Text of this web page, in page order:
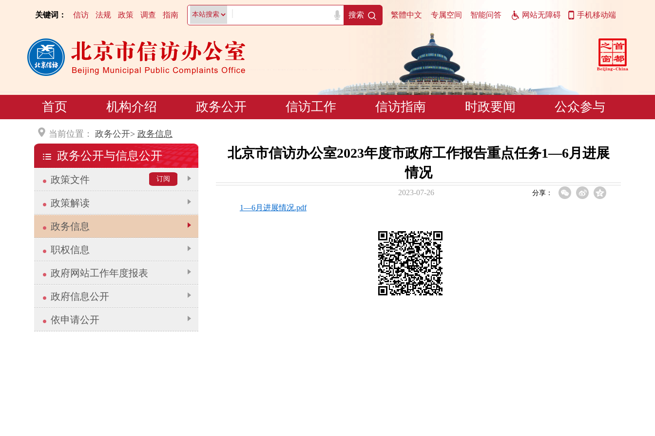
关键词： 信访 法规 政策 调查 指南 搜索 繁體中文 专属空间 网站无障碍
智能问答 手机移动端
首页 机构介绍 政务公开 信访工作 信访指南 时政要闻 公众参与
当前位置： 政务公开> 政务信息
政务公开与信息公开
政策文件 订阅
政策解读
政务信息
职权信息
政府网站工作年度报表
政府信息公开
依申请公开
北京市信访办公室2023年度市政府工作报告重点任务1—6月进展
情况
2023-07-26 分享：
1—6月进展情况.pdf